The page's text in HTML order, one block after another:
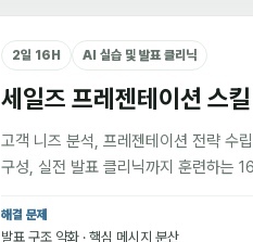
2일 16H AI 실습 및 발표 클리닉
세일즈 프레젠테이션 스킬
고객 니즈 분석, 프레젠테이션 전략 수
구성, 실전 발표 클리닉까지 훈련하는
해결 문제
발표 구조 약화 · 핵심 메시지 분산